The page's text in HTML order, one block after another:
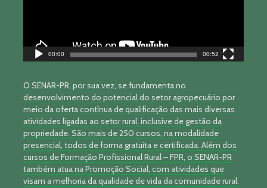
00:00 00:52
O SENAR-PR, por sua vez, se fundamenta no
desenvolvimento do potencial do setor agropecuário por
meio da oferta contínua de qualificação das mais diversas
atividades ligadas ao setor rural, inclusive de gestão da
propriedade. São mais de 250 cursos, na modalidade
presencial, todos de forma gratuita e certificada. Além dos
cursos de Formação Profissional Rural – FPR, o SENAR-PR
também atua na Promoção Social, com atividades que
visam a melhoria da qualidade de vida da comunidade rural.